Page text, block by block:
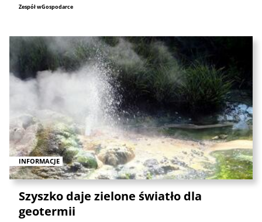
Zespół wGospodarce
INFORMACJE
Szyszko daje zielone światło dla
geotermii